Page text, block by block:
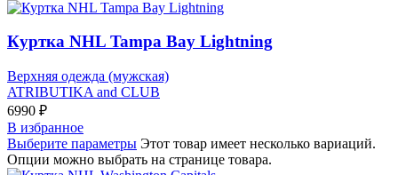
Куртка NHL Tampa Bay Lightning
Верхняя одежда (мужская)
ATRIBUTIKA and CLUB
6990 ₽
В избранное
Выберите параметры Этот товар имеет несколько вариаций.
Опции можно выбрать на странице товара.